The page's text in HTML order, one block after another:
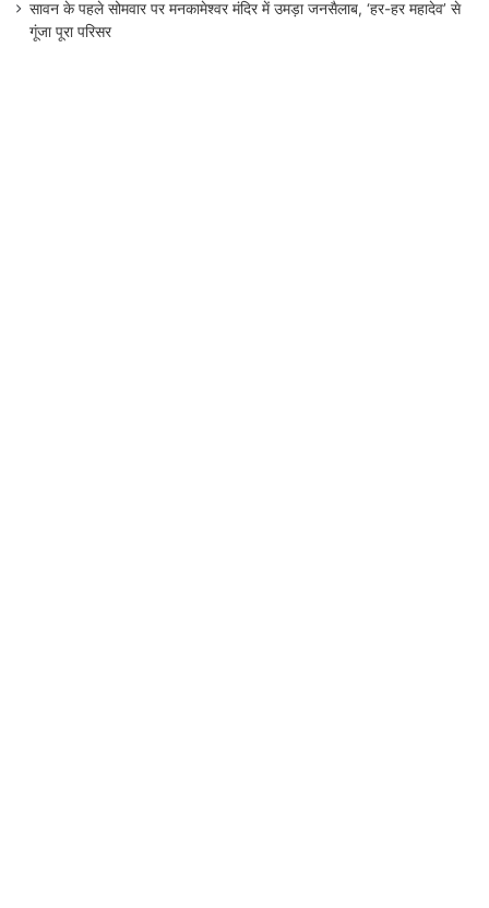
सावन के पहले सोमवार पर मनकामेश्वर मंदिर में उमड़ा जनसैलाब, ‘हर-हर महादेव’ से
गूंजा पूरा परिसर